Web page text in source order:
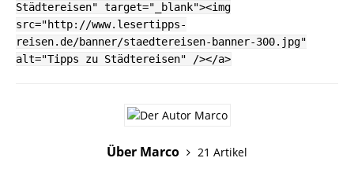
Städtereisen" target="_blank"><img
src="http://www.lesertipps-
reisen.de/banner/staedtereisen-banner-300.jpg"
alt="Tipps zu Städtereisen" /></a>
Über Marco
21 Artikel